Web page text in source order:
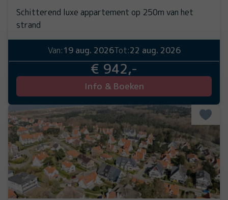
Schitterend luxe appartement op 250m van het
strand
Van:19 aug. 2026Tot:22 aug. 2026
€ 942,-
Info & Boeken